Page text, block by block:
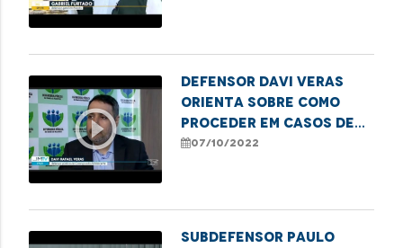
play_circle_outline
Defensor Davi Veras
orienta sobre como
proceder em casos de
violência sexual
07/10/2022
Subdefensor Paulo